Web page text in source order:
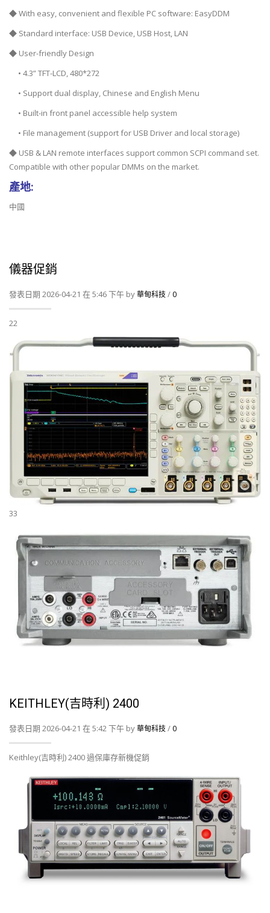
◆ With easy, convenient and flexible PC software: EasyDDM
◆ Standard interface: USB Device, USB Host, LAN
◆ User-friendly Design
• 4.3” TFT-LCD, 480*272
• Support dual display, Chinese and English Menu
• Built-in front panel accessible help system
• File management (support for USB Driver and local storage)
◆ USB & LAN remote interfaces support common SCPI command set.
Compatible with other popular DMMs on the market.
產地:
中國
儀器促銷
發表日期 2026-04-21 在 5:46 下午 by華甸科技/ 0
22
33
KEITHLEY(吉時利) 2400
發表日期 2026-04-21 在 5:42 下午 by華甸科技/ 0
Keithley(吉時利) 2400 過保庫存新機促銷